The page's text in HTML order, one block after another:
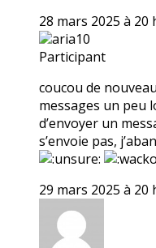
28 mars 2025 à 20
aria10
Participant
coucou de
messages un peu
d’envoyer un
s’envoie pas,
29 mars 2025 à 20